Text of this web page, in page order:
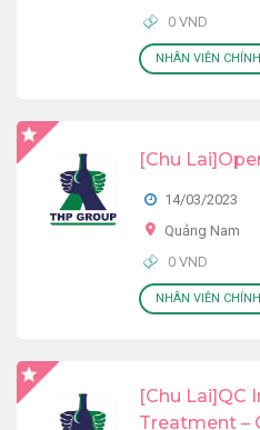
0 VND
NHÂN VIÊN
[Chu
14/03/2023
Quảng Nam
0 VND
NHÂN VIÊN
[Chu Lai]QC
Treatment –